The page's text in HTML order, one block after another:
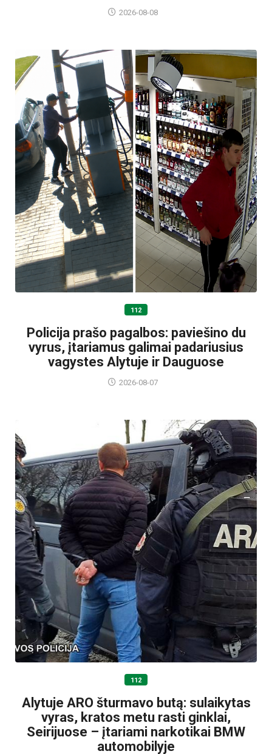
2026-08-08
112
Policija prašo pagalbos: paviešino du
vyrus, įtariamus galimai padariusius
vagystes Alytuje ir Dauguose
2026-08-07
112
Alytuje ARO šturmavo butą: sulaikytas
vyras, kratos metu rasti ginklai,
Seirijuose – įtariami narkotikai BMW
automobilyje